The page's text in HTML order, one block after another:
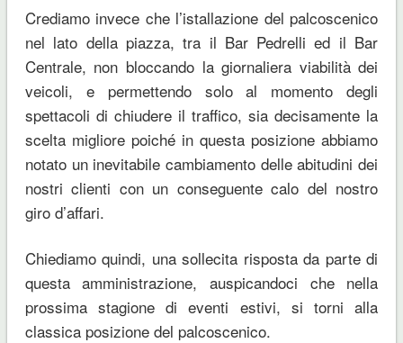
Crediamo invece che l’istallazione del palcoscenico
nel lato della piazza, tra il Bar Pedrelli ed il Bar
Centrale, non bloccando la giornaliera viabilità dei
veicoli, e permettendo solo al momento degli
spettacoli di chiudere il traffico, sia decisamente la
scelta migliore poiché in questa posizione abbiamo
notato un inevitabile cambiamento delle abitudini dei
nostri clienti con un conseguente calo del nostro
giro d’affari.
Chiediamo quindi, una sollecita risposta da parte di
questa amministrazione, auspicandoci che nella
prossima stagione di eventi estivi, si torni alla
classica posizione del palcoscenico.